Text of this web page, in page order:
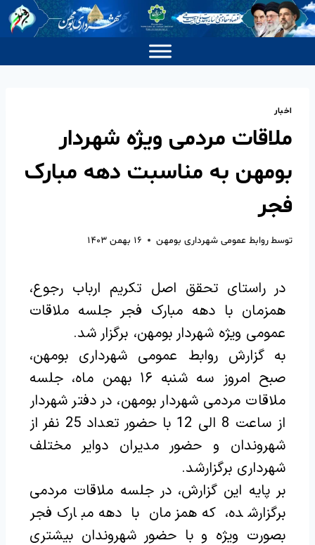
اخبار
ملاقات مردمی ویژه شهردار
بومهن به مناسبت دهه مبارک
فجر
توسطروابط عمومی شهرداری بومهن ۱۶ بهمن ۱۴۰۳
در راستای تحقق اصل تکریم ارباب رجوع،
همزمان با دهه مبارک فجر جلسه ملاقات
عمومی ویژه شهردار بومهن، برگزار شد.
به گزارش روابط عمومی شهرداری بومهن،
صبح امروز سه شنبه ۱۶ بهمن ماه، جلسه
ملاقات مردمی شهردار بومهن، در دفتر شهردار
از ساعت 8 الی 12 با حضور تعداد 25 نفر از
شهروندان و حضور مدیران دوایر مختلف
شهرداری برگزارشد.
بر پایه این گزارش، در جلسه ملاقات مردمی
برگزارشده، که همزمان با دهه مبارک فجر
بصورت ویژه و با حضور شهروندان بیشتری